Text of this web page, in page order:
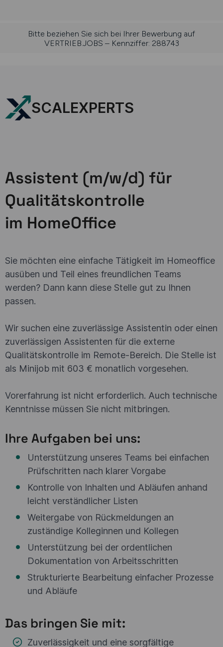
Bitte beziehen Sie sich bei Ihrer Bewerbung auf
VERTRIEB.JOBS – Kennziffer: 288743